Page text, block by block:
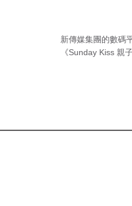
新傳媒集團的數碼
《Sunday Kiss 親